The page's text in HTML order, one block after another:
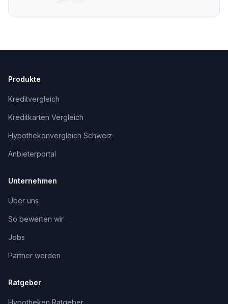
Unterstützung, fachlich geprüft und
Produkte
Kreditvergleich
Kreditkarten Vergleich
Hypothekenvergleich Schweiz
Anbieterportal
Unternehmen
Über uns
So bewerten wir
Jobs
Partner werden
Ratgeber
Hypotheken Ratgeber